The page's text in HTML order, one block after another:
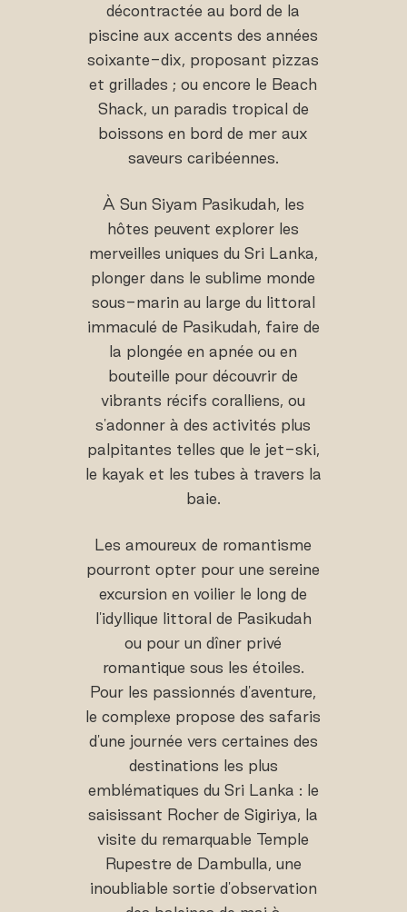
décontractée au bord de la
piscine aux accents des années
soixante-dix, proposant pizzas
et grillades ; ou encore le Beach
Shack, un paradis tropical de
boissons en bord de mer aux
saveurs caribéennes.
À Sun Siyam Pasikudah, les
hôtes peuvent explorer les
merveilles uniques du Sri Lanka,
plonger dans le sublime monde
sous-marin au large du littoral
immaculé de Pasikudah, faire de
la plongée en apnée ou en
bouteille pour découvrir de
vibrants récifs coralliens, ou
s'adonner à des activités plus
palpitantes telles que le jet-ski,
le kayak et les tubes à travers la
baie.
Les amoureux de romantisme
pourront opter pour une sereine
excursion en voilier le long de
l'idyllique littoral de Pasikudah
ou pour un dîner privé
romantique sous les étoiles.
Pour les passionnés d'aventure,
le complexe propose des safaris
d'une journée vers certaines des
destinations les plus
emblématiques du Sri Lanka : le
saisissant Rocher de Sigiriya, la
visite du remarquable Temple
Rupestre de Dambulla, une
inoubliable sortie d'observation